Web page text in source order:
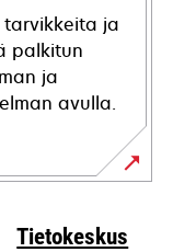
ja
palkitun
ja
avulla.
Tietokeskus